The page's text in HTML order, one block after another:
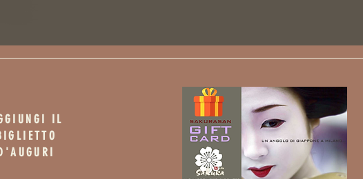
IL
D'AUGURI